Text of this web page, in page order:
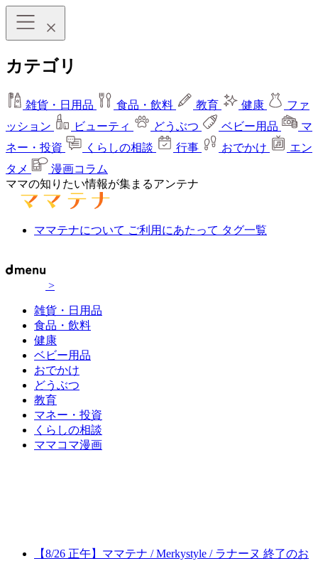
カテゴリ
雑貨・日用品 食品・飲料 教育 健康
ファ
ッション
ビューティ どうぶつ ベビー用品
マ
ネー・投資
くらしの相談 行事 おでかけ
エン
タメ
漫画コラム
ママの知りたい情報が集まるアンテナ
ママテナについて ご利用にあたって タグ一覧
>
雑貨・日用品
食品・飲料
健康
ベビー用品
おでかけ
どうぶつ
教育
マネー・投資
くらしの相談
ママコマ漫画
【8/26 正午】ママテナ / Merkystyle / ラナーヌ 終了のお